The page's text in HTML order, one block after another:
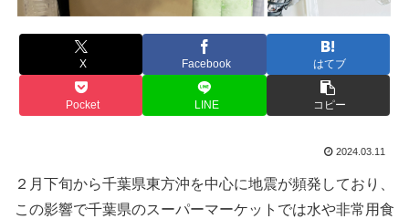
X Facebook はてブ
Pocket LINE コピー
2024.03.11
２月下旬から千葉県東方沖を中心に地震が頻発しており、
この影響で千葉県のスーパーマーケットでは水や非常用食